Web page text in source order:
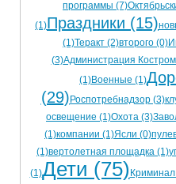
программы (7)
(1)Праздники (15)
(1)Теракт (2)второго (0)
(3)Администрация
(1)Военные (1)
(29) Роспотребнадзор (3)
освещение (1)Охота (3)
(1)компании (1)Ясли (0)
(1)вертолетная площадка (1)
(1)Дети (75)